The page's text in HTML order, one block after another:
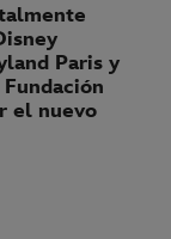
Paris y
el nuevo